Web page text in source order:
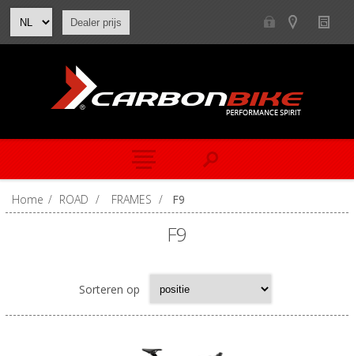
Dealer prijs
Home / ROAD / FRAMES / F9
F9
Sorteren op